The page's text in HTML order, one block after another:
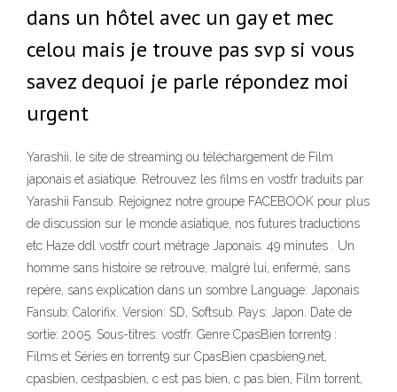
dans un hôtel avec un gay et mec
celou mais je trouve pas svp si vous
savez dequoi je parle répondez moi
urgent
Yarashii, le site de streaming ou téléchargement de Film
japonais et asiatique. Retrouvez les films en vostfr traduits par
Yarashii Fansub. Rejoignez notre groupe FACEBOOK pour plus
de discussion sur le monde asiatique, nos futures traductions
etc Haze ddl vostfr court métrage Japonais. 49 minutes . Un
homme sans histoire se retrouve, malgré lui, enfermé, sans
repère, sans explication dans un sombre Language: Japonais
Fansub: Calorifix. Version: SD, Softsub. Pays: Japon. Date de
sortie: 2005. Sous-titres: vostfr. Genre CpasBien torrent9 :
Films et Séries en torrent9 sur CpasBien cpasbien9.net,
cpasbien, cestpasbien, c est pas bien, c pas bien, Film torrent,